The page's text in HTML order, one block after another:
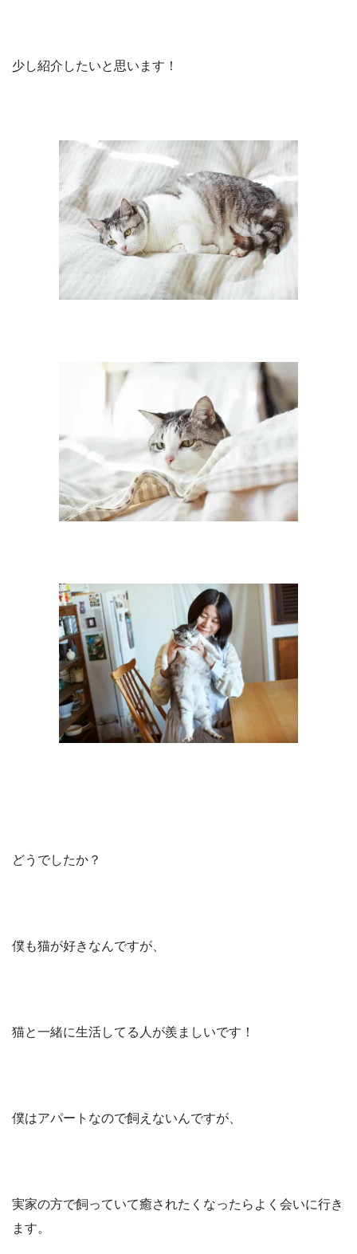
少し紹介したいと思います！
どうでしたか？
僕も猫が好きなんですが、
猫と一緒に生活してる人が羨ましいです！
僕はアパートなので飼えないんですが、
実家の方で飼っていて癒されたくなったらよく会いに行き
ます。